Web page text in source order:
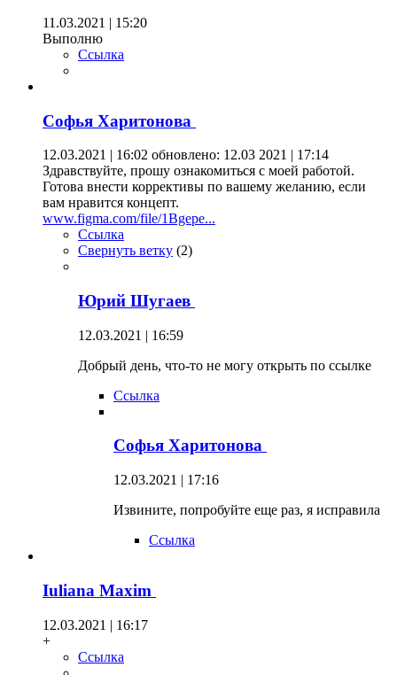
11.03.2021 | 15:20
Выполню
Ссылка
Софья Харитонова
12.03.2021 | 16:02 обновлено: 12.03 2021 | 17:14
Здравствуйте, прошу ознакомиться с моей работой.
Готова внести коррективы по вашему желанию, если
вам нравится концепт.
www.figma.com/file/1Bgepe...
Ссылка
Свернуть ветку (2)
Юрий Шугаев
12.03.2021 | 16:59
Добрый день, что-то не могу открыть по ссылке
Ссылка
Софья Харитонова
12.03.2021 | 17:16
Извините, попробуйте еще раз, я исправила
Ссылка
Iuliana Maxim
12.03.2021 | 16:17
+
Ссылка